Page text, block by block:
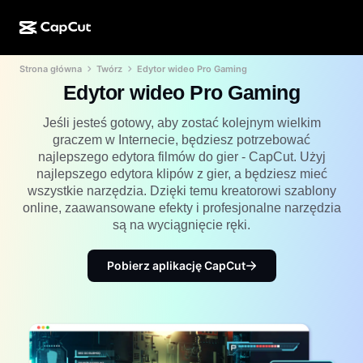
CapCut w wersji na komputer
CapCut online
CapCut Pad
Aplikacja mobilna CapCut
Kreator AI
Projekt AI
Studio filmowe
Generator filmów AI
Generator obrazów AI
Ulepszanie obrazów AI
Dreamina Seedance 2.5
Gemini Omni
Funkcje
Narzędzia AI
Edytor i generator filmów
Edytor i generator obrazów
Generator i edytor głosów
Media społecznościowe
Szablony na media społecznościowe
Świąteczne szablony
Więcej
Szablony kalendarzy
Szablony na rocznicę
Szablony efektów
Informacje
Społeczność
Inicjatywy
Partnerzy
Program pionierów
Kreatywny program dla partnerów
Strona główna Twórz Edytor wideo Pro Gaming
Edytor wideo Pro Gaming
Jeśli jesteś gotowy, aby zostać kolejnym wielkim
graczem w Internecie, będziesz potrzebować
najlepszego edytora filmów do gier - CapCut. Użyj
najlepszego edytora klipów z gier, a będziesz mieć
wszystkie narzędzia. Dzięki temu kreatorowi szablony
online, zaawansowane efekty i profesjonalne narzędzia
są na wyciągnięcie ręki.
Pobierz aplikację CapCut